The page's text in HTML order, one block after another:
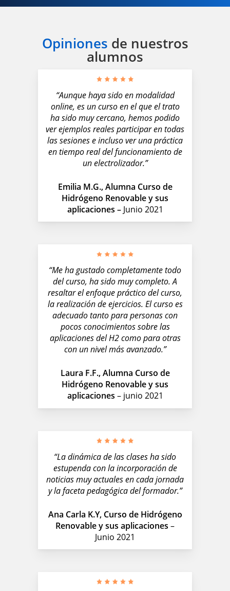
Opiniones de nuestros
alumnos
“Aunque haya sido en modalidad
online, es un curso en el que el trato
ha sido muy cercano, hemos podido
ver ejemplos reales participar en todas
las sesiones e incluso ver una práctica
en tiempo real del funcionamiento de
un electrolizador.”
Emilia M.G., Alumna Curso de
Hidrógeno Renovable y sus
aplicaciones – Junio 2021
“Me ha gustado completamente todo
del curso, ha sido muy completo. A
resaltar el enfoque práctico del curso,
la realización de ejercicios. El curso es
adecuado tanto para personas con
pocos conocimientos sobre las
aplicaciones del H2 como para otras
con un nivel más avanzado.”
Laura F.F., Alumna Curso de
Hidrógeno Renovable y sus
aplicaciones – junio 2021
“La dinámica de las clases ha sido
estupenda con la incorporación de
noticias muy actuales en cada jornada
y la faceta pedagógica del formador.”
Ana Carla K.Y, Curso de Hidrógeno
Renovable y sus aplicaciones –
Junio 2021